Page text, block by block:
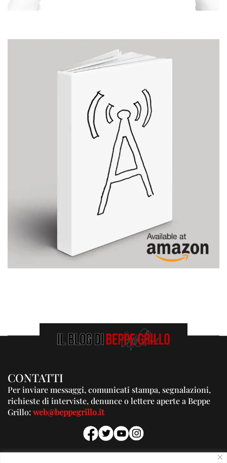
CONTATTI
Per inviare messaggi, comunicati stampa, segnalazioni,
richieste di interviste, denunce o lettere aperte a Beppe
Grillo:web@beppegrillo.it